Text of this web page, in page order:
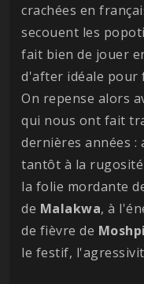
crachées en
secouent les
fait bien de jouer
d'after idéale pour
On repense alors
qui nous ont fait
dernières années :
tantôt à la
la folie mordante
de Malakwa, à
de fièvre de
le festif,